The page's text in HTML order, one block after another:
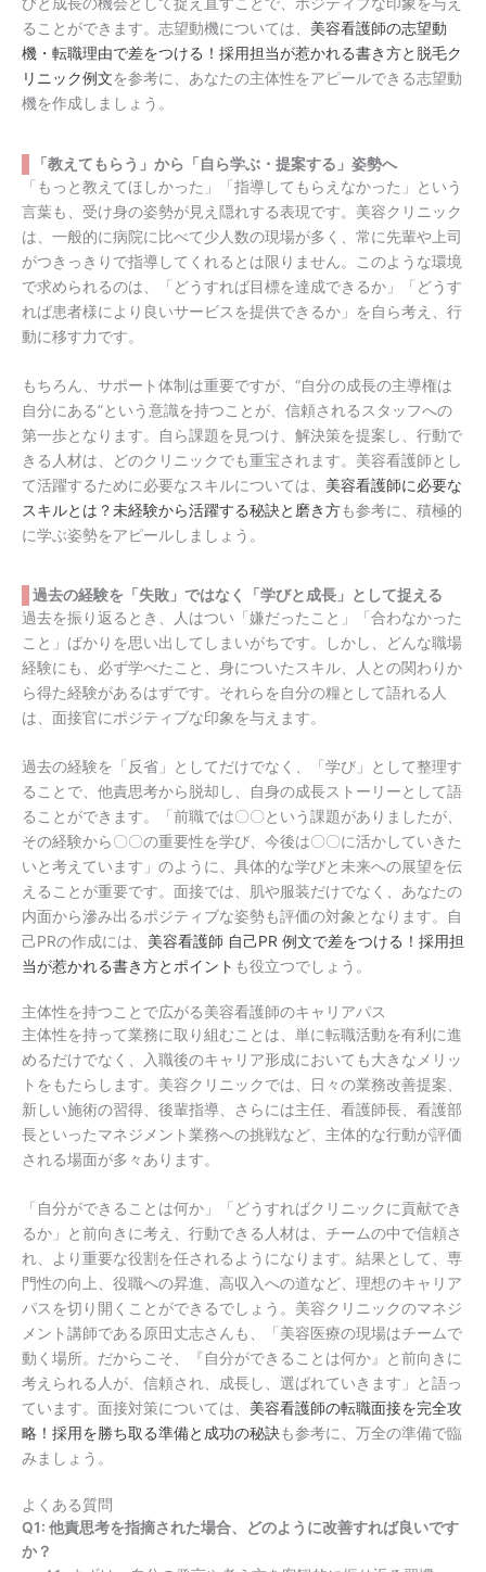
びと成長の機会として捉え直すことで、ポジティブな印象を与え
ることができます。志望動機については、 美容看護師の志望動
機・転職理由で差をつける！採用担当が惹かれる書き方と脱毛ク
リニック例文を参考に、あなたの主体性をアピールできる志望動
機を作成しましょう。
「教えてもらう」から「自ら学ぶ・提案する」姿勢へ
「もっと教えてほしかった」「指導してもらえなかった」という
言葉も、受け身の姿勢が見え隠れする表現です。美容クリニック
は、一般的に病院に比べて少人数の現場が多く、常に先輩や上司
がつきっきりで指導してくれるとは限りません。このような環境
で求められるのは、「どうすれば目標を達成できるか」「どうす
れば患者様により良いサービスを提供できるか」を自ら考え、行
動に移す力です。
もちろん、サポート体制は重要ですが、“自分の成長の主導権は
自分にある”という意識を持つことが、信頼されるスタッフへの
第一歩となります。自ら課題を見つけ、解決策を提案し、行動で
きる人材は、どのクリニックでも重宝されます。美容看護師とし
て活躍するために必要なスキルについては、 美容看護師に必要な
スキルとは？未経験から活躍する秘訣と磨き方も参考に、積極的
に学ぶ姿勢をアピールしましょう。
過去の経験を「失敗」ではなく「学びと成長」として捉える
過去を振り返るとき、人はつい「嫌だったこと」「合わなかった
こと」ばかりを思い出してしまいがちです。しかし、どんな職場
経験にも、必ず学べたこと、身についたスキル、人との関わりか
ら得た経験があるはずです。それらを自分の糧として語れる人
は、面接官にポジティブな印象を与えます。
過去の経験を「反省」としてだけでなく、「学び」として整理す
ることで、他責思考から脱却し、自身の成長ストーリーとして語
ることができます。「前職では〇〇という課題がありましたが、
その経験から〇〇の重要性を学び、今後は〇〇に活かしていきた
いと考えています」のように、具体的な学びと未来への展望を伝
えることが重要です。面接では、肌や服装だけでなく、あなたの
内面から滲み出るポジティブな姿勢も評価の対象となります。自
己PRの作成には、 美容看護師 自己PR 例文で差をつける！採用担
当が惹かれる書き方とポイント も役立つでしょう。
主体性を持つことで広がる美容看護師のキャリアパス
主体性を持って業務に取り組むことは、単に転職活動を有利に進
めるだけでなく、入職後のキャリア形成においても大きなメリッ
トをもたらします。美容クリニックでは、日々の業務改善提案、
新しい施術の習得、後輩指導、さらには主任、看護師長、看護部
長といったマネジメント業務への挑戦など、主体的な行動が評価
される場面が多々あります。
「自分ができることは何か」「どうすればクリニックに貢献でき
るか」と前向きに考え、行動できる人材は、チームの中で信頼さ
れ、より重要な役割を任されるようになります。結果として、専
門性の向上、役職への昇進、高収入への道など、理想のキャリア
パスを切り開くことができるでしょう。美容クリニックのマネジ
メント講師である原田丈志さんも、「美容医療の現場はチームで
動く場所。だからこそ、『自分ができることは何か』と前向きに
考えられる人が、信頼され、成長し、選ばれていきます」と語っ
ています。面接対策については、 美容看護師の転職面接を完全攻
略！採用を勝ち取る準備と成功の秘訣も参考に、万全の準備で臨
みましょう。
よくある質問
Q1: 他責思考を指摘された場合、どのように改善すれば良いです
か？